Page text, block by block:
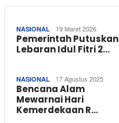
NASIONAL 19 Maret 2026
Pemerintah Putuskan
Lebaran Idul Fitri 2…
NASIONAL 17 Agustus 2025
Bencana Alam
Mewarnai Hari
Kemerdekaan R…